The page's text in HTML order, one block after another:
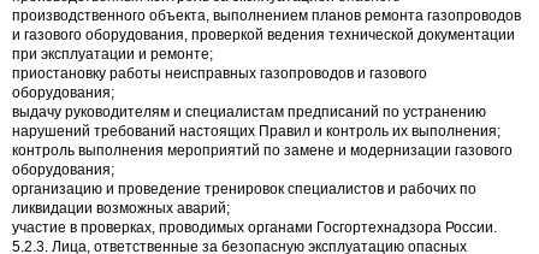
производственного объекта, выполнением планов ремонта газопроводов
и газового оборудования, проверкой ведения технической документации
при эксплуатации и ремонте;
приостановку работы неисправных газопроводов и газового
оборудования;
выдачу руководителям и специалистам предписаний по устранению
нарушений требований настоящих Правил и контроль их выполнения;
контроль выполнения мероприятий по замене и модернизации газового
оборудования;
организацию и проведение тренировок специалистов и рабочих по
ликвидации возможных аварий;
участие в проверках, проводимых органами Госгортехнадзора России.
5.2.3. Лица, ответственные за безопасную эксплуатацию опасных